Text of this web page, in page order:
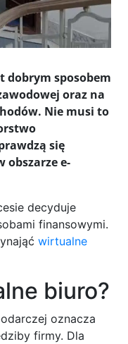
dobrym sposobem
oraz na
Nie musi to
się
obszarze e-
decyduje
finansowymi.
wirtualne
biuro?
oznacza
firmy. Dla